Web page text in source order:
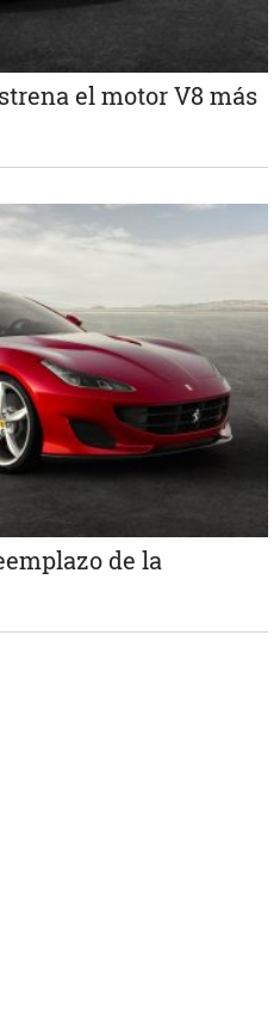
el motor V8 más
de la